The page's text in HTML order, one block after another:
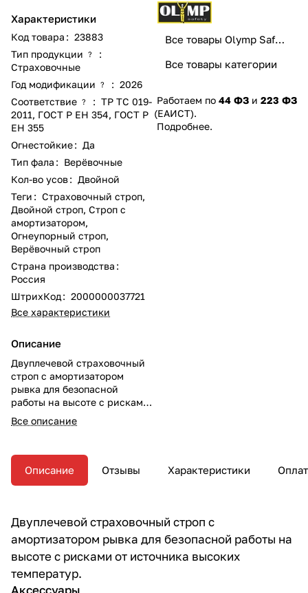
Характеристики
Код товара : 23883
Тип продукции
?
:
Страховочные
Год модификации
? : 2026
Соответствие ? : ТР ТС 019-
2011, ГОСТ Р ЕН 354, ГОСТ Р
ЕН 355
Огнестойкие: Да
Тип фала : Верёвочные
Кол-во усов: Двойной
Теги : Страховочный строп,
Двойной строп, Строп с
амортизатором,
Огнеупорный строп,
Верёвочный строп
Страна производства :
Россия
ШтрихКод: 2000000037721
Все характеристики
Описание
Двуплечевой страховочный
строп с амортизатором
рывка для безопасной
работы на высоте с рисками
от источника высоких
температур.
Все описание
Все товары Olymp Safety
Все товары категории
Работаем по 44 ФЗ и 223 ФЗ
(ЕАИСТ).
Подробнее.
Описание Отзывы Характеристики
Двуплечевой страховочный строп с
амортизатором рывка для безопасной работы на
высоте с рисками от источника высоких
температур.
Аксессуары